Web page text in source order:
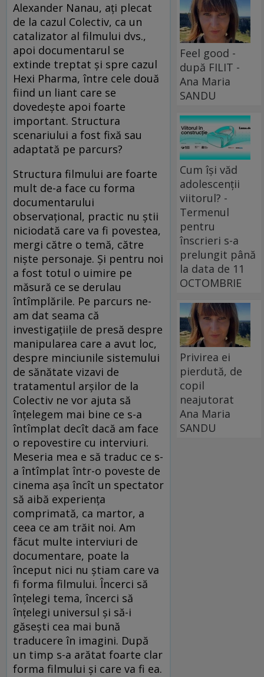
Alexander Nanau, ați plecat
de la cazul Colectiv, ca un
catalizator al filmului dvs.,
apoi documentarul se
extinde treptat și spre cazul
Hexi Pharma, între cele două
fiind un liant care se
dovedește apoi foarte
important. Structura
scenariului a fost fixă sau
adaptată pe parcurs?
Structura filmului are foarte
mult de-a face cu forma
documentarului
observațional, practic nu știi
niciodată care va fi povestea,
mergi către o temă, către
niște personaje. Și pentru noi
a fost totul o uimire pe
măsură ce se derulau
întîmplările. Pe parcurs ne-
am dat seama că
investigațiile de presă despre
manipularea care a avut loc,
despre minciunile sistemului
de sănătate vizavi de
tratamentul arșilor de la
Colectiv ne vor ajuta să
înțelegem mai bine ce s-a
întîmplat decît dacă am face
o repovestire cu interviuri.
Meseria mea e să traduc ce s-
a întîmplat într-o poveste de
cinema așa încît un spectator
să aibă experiența
comprimată, ca martor, a
ceea ce am trăit noi. Am
făcut multe interviuri de
documentare, poate la
început nici nu știam care va
fi forma filmului. Încerci să
înțelegi tema, încerci să
înțelegi universul și să-i
găsești cea mai bună
traducere în imagini. După
un timp s-a arătat foarte clar
forma filmului și care va fi ea.
Feel good -
după FILIT -
Ana Maria
SANDU
Cum își văd
adolescenții
viitorul? -
Termenul
pentru
înscrieri s-a
prelungit până
la data de 11
OCTOMBRIE
Privirea ei
pierdută, de
copil
neajutorat
Ana Maria
SANDU